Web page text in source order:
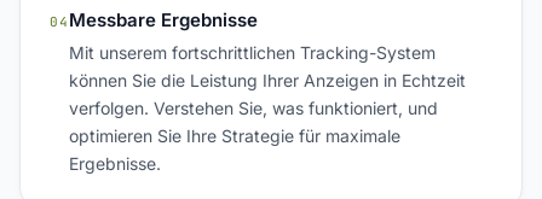
04 Messbare Ergebnisse
Mit unserem fortschrittlichen Tracking-System
können Sie die Leistung Ihrer Anzeigen in Echtzeit
verfolgen. Verstehen Sie, was funktioniert, und
optimieren Sie Ihre Strategie für maximale
Ergebnisse.